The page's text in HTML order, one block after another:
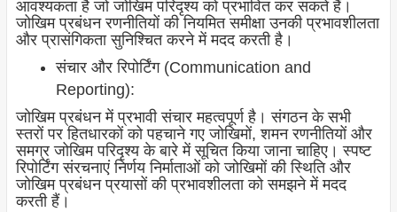
आवश्यकता है जो जोखिम परिदृश्य को प्रभावित कर सकते हैं।
जोखिम प्रबंधन रणनीतियों की नियमित समीक्षा उनकी प्रभावशीलता
और प्रासंगिकता सुनिश्चित करने में मदद करती है।
संचार और रिपोर्टिंग (Communication and
Reporting):
जोखिम प्रबंधन में प्रभावी संचार महत्वपूर्ण है। संगठन के सभी
स्तरों पर हितधारकों को पहचाने गए जोखिमों, शमन रणनीतियों और
समग्र जोखिम परिदृश्य के बारे में सूचित किया जाना चाहिए। स्पष्ट
रिपोर्टिंग संरचनाएं निर्णय निर्माताओं को जोखिमों की स्थिति और
जोखिम प्रबंधन प्रयासों की प्रभावशीलता को समझने में मदद
करती हैं।